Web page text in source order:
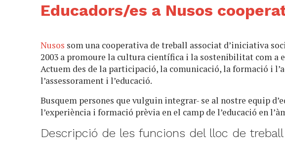
Educadors/es a Nusos
Nusos som una cooperativa de treball associat d’iniciativa
2003 a promoure la cultura científica i la sostenibilitat com a
Actuem des de la participació, la comunicació, la formació i
l’assessorament i l’educació.
Busquem persones que vulguin integrar- se al nostre equip
l’experiència i formació prèvia en el camp de l’educació en
Descripció de les funcions del lloc de treball